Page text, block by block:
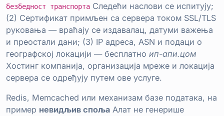
безбедност транспорта Следећи наслови се испитују;
(2) Сертификат примљен са сервера током SSL/TLS
руковања — враћају се издавалац, датуми важења
и преостали дани; (3) IP адреса, ASN и подаци о
географској локацији — бесплатно ип-апи.цом
Хостинг компанија, организација мреже и локација
сервера се одређују путем ове услуге.
Redis, Memcached или механизам базе података, на
пример невидљив споља Алат не генерише